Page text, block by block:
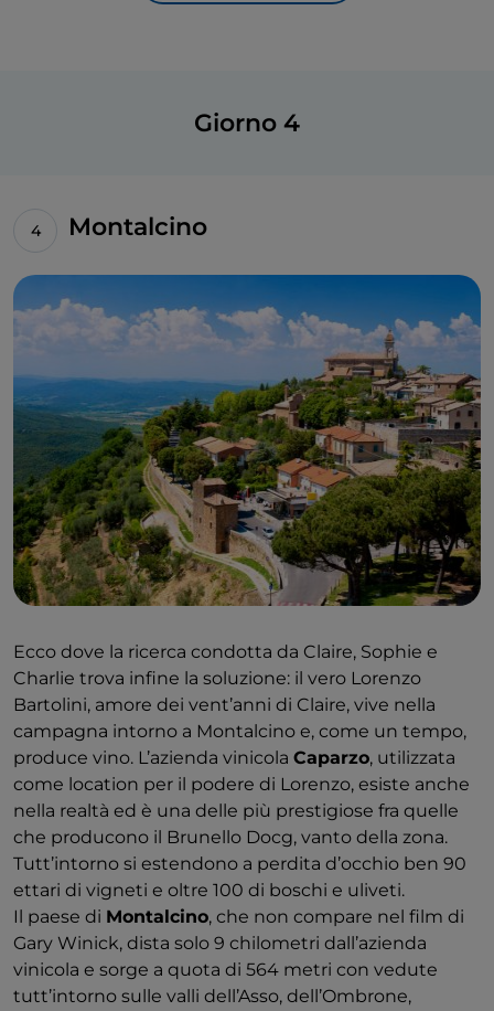
provenienti da tutto il mondo, celebrano la fusione
Giorno 4
Montalcino
Ecco dove la ricerca condotta da Claire, Sophie e
Charlie trova infine la soluzione: il vero Lorenzo
Bartolini, amore dei vent’anni di Claire, vive nella
campagna intorno a Montalcino e, come un tempo,
produce vino. L’azienda vinicola Caparzo, utilizzata
come location per il podere di Lorenzo, esiste anche
nella realtà ed è una delle più prestigiose fra quelle
che producono il Brunello Docg, vanto della zona.
Tutt’intorno si estendono a perdita d’occhio ben 90
ettari di vigneti e oltre 100 di boschi e uliveti.
Il paese di Montalcino, che non compare nel film di
Gary Winick, dista solo 9 chilometri dall’azienda
vinicola e sorge a quota di 564 metri con vedute
tutt’intorno sulle valli dell’Asso, dell’Ombrone,